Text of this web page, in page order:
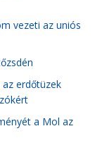
vezeti az uniós
erdőtüzek
a Mol az